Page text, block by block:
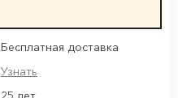
Бесплатная доставка
Узнать